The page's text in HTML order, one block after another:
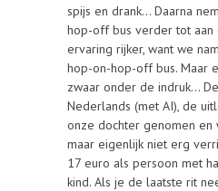
spijs en drank… Daarna
hop-off bus verder tot aan
ervaring rijker, want we
hop-on-hop-off bus. Maar
zwaar onder de indruk…
Nederlands (met AI), de
onze dochter genomen en
maar eigenlijk niet erg
17 euro als persoon met
kind. Als je de laatste rit